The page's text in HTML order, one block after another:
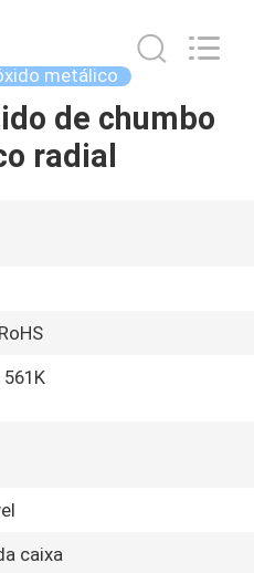
metálico
de chumbo
radial
561K
caixa